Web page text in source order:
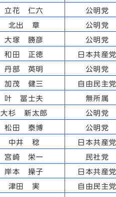
立花 仁六 公明党
北出 章 公明党
大塚 勝彦 公明党
和田 正徳 日本共産党
丹部 英明 公明党
加茂 健三 自由民主党
叶 冨士夫 無所属
大杉 新太郎 公明党
松田 泰博 公明党
中井 稔 日本共産党
宮崎 栄一 民社党
岸本 操子 日本共産党
津田 実 自由民主党